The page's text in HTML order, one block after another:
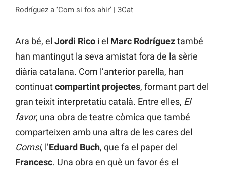
Rodríguez a ‘Com si fos ahir’ | 3Cat
Ara bé, el Jordi Rico i el Marc Rodrígueztambé
han mantingut la seva amistat fora de la sèrie
diària catalana. Com l’anterior parella, han
continuatcompartint projectes, formant part del
gran teixit interpretatiu català. Entre elles, El
favor, una obra de teatre còmica que també
comparteixen amb una altra de les cares del
Comsi, l’Eduard Buch, que fa el paper del
Francesc. Una obra en què un favor és el